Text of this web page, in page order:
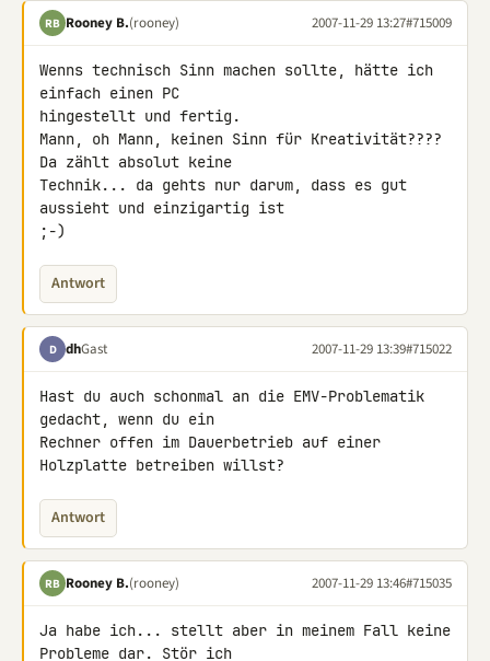
RB Rooney B.(rooney) 2007-11-29 13:27#715009
Wenns technisch Sinn machen sollte, hätte ich
einfach einen PC
hingestellt und fertig.
Mann, oh Mann, keinen Sinn für Kreativität????
Da zählt absolut keine
Technik... da gehts nur darum, dass es gut
aussieht und einzigartig ist
;-)
Antwort
D dhGast 2007-11-29 13:39#715022
Hast du auch schonmal an die EMV-Problematik
gedacht, wenn du ein
Rechner offen im Dauerbetrieb auf einer
Holzplatte betreiben willst?
Antwort
RB Rooney B.(rooney) 2007-11-29 13:46#715035
Ja habe ich... stellt aber in meinem Fall keine
Probleme dar. Stör ich